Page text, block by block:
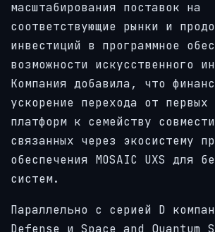
масштабирования поставок на
соответствующие рынки и
инвестиций в программное
возможности искусственного
Компания добавила, что
ускорение перехода от первых
платформ к семейству
связанных через экосистему
обеспечения MOSAIC UXS для
систем.
Параллельно с серией D
Defense и Space and Quantum